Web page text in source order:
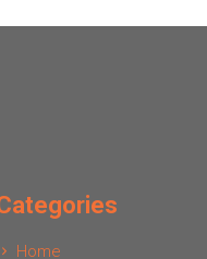
Home